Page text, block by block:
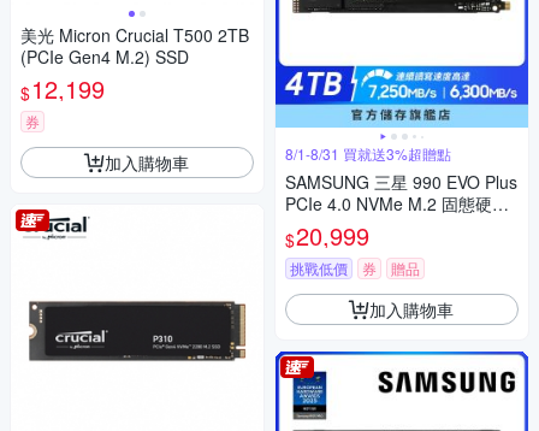
美光 Micron Crucial T500 2TB
(PCIe Gen4 M.2) SSD
$12,199
券
加入購物車 8/1-8/31 買就送3%超贈點
SAMSUNG 三星 990 EVO Plus
PCIe 4.0 NVMe M.2 固態硬碟
4TB
$20,999
挑戰低價 券 贈品
加入購物車